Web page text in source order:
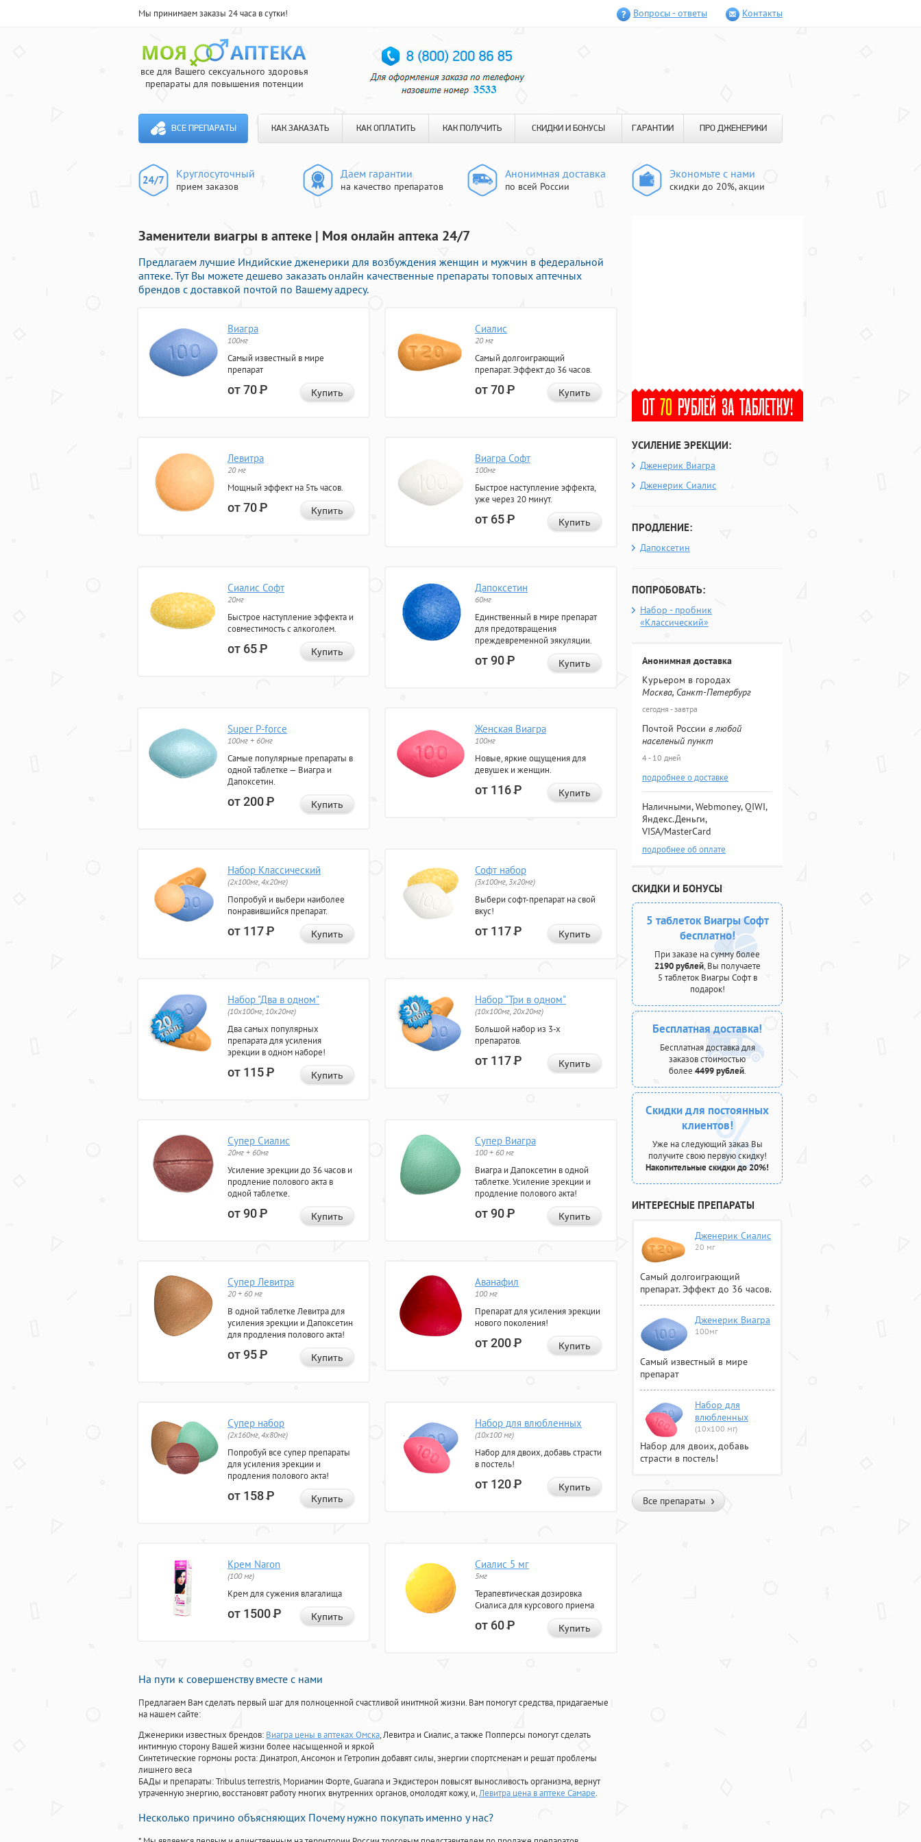
Мы принимаем заказы 24 часа в сутки! Вопросы - ответы Контакты
все для Вашего сексуального здоровья
препараты для повышения потенции
ВСЕ ПРЕПАРАТЫ КАК ЗАКАЗАТЬ КАК ОПЛАТИТЬ КАК ПОЛУЧИТЬ СКИДКИ И БОНУСЫ ГАРАНТИИ ПРО ДЖЕНЕРИКИ
Круглосуточный
прием заказов
Даем гарантии
на качество препаратов
Анонимная доставка
по всей России
Экономьте с нами
скидки до 20%, акции
Заменители виагры в аптеке | Моя онлайн аптека 24/7
Предлагаем лучшие Индийские дженерики для возбуждения женщин и мужчин в федеральной
аптеке. Тут Вы можете дешево заказать онлайн качественные препараты топовых аптечных
брендов с доставкой почтой по Вашему адресу.
Виагра
100мг
Самый известный в мире
препарат
от 70Р Купить
Сиалис
20 мг
Самый долгоиграющий
препарат. Эффект до 36 часов.
от 70Р Купить
Левитра
20 мг
Мощный эффект на 5ть часов.
от 70Р Купить
Виагра Софт
100мг
Быстрое наступление эффекта,
уже через 20 минут.
от 65Р Купить
Сиалис Софт
20мг
Быстрое наступление эффекта и
совместимость с алкоголем.
от 65Р Купить
Дапоксетин
60мг
Единственный в мире препарат
для предотвращения
преждевременной эякуляции.
от 90Р Купить
Super P-force
100мг + 60мг
Самые популярные препараты в
одной таблетке — Виагра и
Дапоксетин.
от 200Р Купить
Женская Виагра
100мг
Новые, яркие ощущения для
девушек и женщин.
от 116Р Купить
Набор Классический
(2x100мг, 4x20мг)
Попробуй и выбери наиболее
понравившийся препарат.
от 117Р Купить
Софт набор
(3x100мг, 3x20мг)
Выбери софт-препарат на свой
вкус!
от 117Р Купить
Набор "Два в одном"
(10x100мг, 10x20мг)
Два самых популярных
препарата для усиления
эрекции в одном наборе!
от 115Р Купить
Набор "Три в одном"
(10x100мг, 20x20мг)
Большой набор из 3-х
препаратов.
от 117Р Купить
Супер Сиалис
20мг + 60мг
Усиление эрекции до 36 часов и
продление полового акта в
одной таблетке.
от 90Р Купить
Супер Виагра
100 + 60 мг
Виагра и Дапоксетин в одной
таблетке. Усиление эрекции и
продление полового акта!
от 90Р Купить
Супер Левитра
20 + 60 мг
В одной таблетке Левитра для
усиления эрекции и Дапоксетин
для продления полового акта!
от 95Р Купить
Аванафил
100 мг
Препарат для усиления эрекции
нового поколения!
от 200Р Купить
Супер набор
(2х160мг, 4х80мг)
Попробуй все супер препараты
для усиления эрекции и
продления полового акта!
от 158Р Купить
Набор для влюбленных
(10х100 мг)
Набор для двоих, добавь страсти
в постель!
от 120Р Купить
Крем Naron
(100 мг)
Крем для сужения влагалища
от 1500Р Купить
Сиалис 5 мг
5мг
Терапевтическая дозировка
Сиалиса для курсового приема
от 60Р Купить
На пути к совершенству вместе с нами
Предлагаем Вам сделать первый шаг для полноценной счастливой инитмной жизни. Вам помогут средства, придагаемые
на нашем сайте:
Дженерики известных брендов: Виагра цены в аптеках Омска, Левитра и Сиалис, а также Попперсы помогут сделать
интимную сторону Вашей жизни более насыщенной и яркой
Синтетические гормоны роста: Динатроп, Ансомон и Гетропин добавят силы, энергии спортсменам и решат проблемы
лишнего веса
БАДы и препараты:Tribulus terrestris, Мориамин Форте, Guarana и Экдистерон повысят выносливость организма, вернут
утраченную энергию, восстановят работу многих внутренних органов, омолодят кожу, и,Левитра цена в аптеке Самаре.
Несколько причино объясняющих Почему нужно покупать именно у нас?
УСИЛЕНИЕ ЭРЕКЦИИ:
Дженерик Виагра
Дженерик Сиалис
ПРОДЛЕНИЕ:
Дапоксетин
ПОПРОБОВАТЬ:
Набор - пробник
«Классический»
Анонимная доставка
Курьером в городах
Москва, Санкт-Петербург
сегодня - завтра
Почтой России в любой
населеный пункт
4 - 10 дней
подробнее о доставке
Наличными, Webmoney, QIWI,
Яндекс.Деньги,
VISA/MasterCard
подробнее об оплате
СКИДКИ И БОНУСЫ
5 таблеток Виагры Софт
бесплатно!
При заказе на сумму более
2190 рублей, Вы получаете
5 таблеток Виагры Софт в
подарок!
Бесплатная доставка!
Бесплатная доставка для
заказов стоимостью
более 4499 рублей.
Скидки для постоянных
клиентов!
Уже на следующий заказ Вы
получите свою первую скидку!
Накопительные скидки до 20%!
ИНТЕРЕСНЫЕ ПРЕПАРАТЫ
Дженерик Сиалис
20 мг
Самый долгоиграющий
препарат. Эффект до 36 часов.
Дженерик Виагра
100мг
Самый известный в мире
препарат
Набор для
влюбленных
(10х100 мг)
Набор для двоих, добавь
страсти в постель!
Все препараты